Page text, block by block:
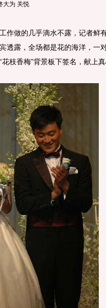
大为 关悦
做的几乎滴水不露，记者鲜
透露，全场都是花的海洋，一
枝香梅”背景板下签名，献上真